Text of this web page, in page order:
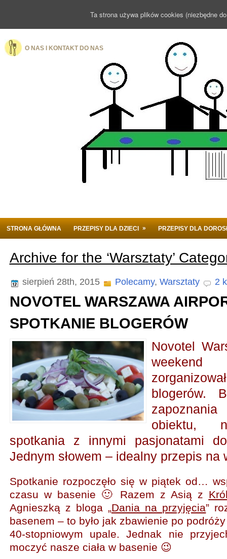
O NAS I KONTAKT DO NAS
STRONA GŁÓWNA PRZEPISY DLA DZIECI » PRZEPISY DLA
Archive for the ‘Warsztaty’
sierpień 28th, 2015 Polecamy, Warsztaty 2
NOVOTEL WARSZAWA
SPOTKANIE BLOGERÓW
Novotel
blogerów.
obiektu,
spotkania z innymi pasjonatami
Jednym słowem – idealny przepis na
Spotkanie rozpoczęło się w piątek od…
czasu w basenie 🙂 Razem z Asią z
Agnieszką z bloga „Dania na przyjęcia”
basenem – to było jak zbawienie po
40-stopniowym upale. Jednak nie
moczyć nasze ciała w basenie 😉
Ta strona używa plików cookies (niezbędne